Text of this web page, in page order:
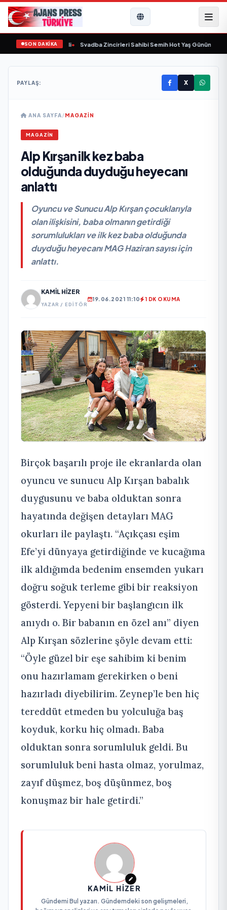
SON DAKİKA
yaşamını yitirdi • Svadba Zincirleri Sahibi Semih Hot Yaş Gününü
PAYLAŞ: X
ANA SAYFA/MAGAZİN
MAGAZİN
Alp Kırşan ilk kez baba
olduğunda duyduğu heyecanı
anlattı
Oyuncu ve Sunucu Alp Kırşan çocuklarıyla
olan ilişkisini, baba olmanın getirdiği
sorumlulukları ve ilk kez baba olduğunda
duyduğu heyecanı MAG Haziran sayısı için
anlattı.
KAMIL HIZER
YAZAR / EDITÖR
19.06.2021 11:10 1 DK OKUMA
Birçok başarılı proje ile ekranlarda olan
oyuncu ve sunucu Alp Kırşan babalık
duygusunu ve baba olduktan sonra
hayatında değişen detayları MAG
okurları ile paylaştı. “Açıkçası eşim
Efe’yi dünyaya getirdiğinde ve kucağıma
ilk aldığımda bedenim ensemden yukarı
doğru soğuk terleme gibi bir reaksiyon
gösterdi. Yepyeni bir başlangıcın ilk
anıydı o. Bir babanın en özel anı” diyen
Alp Kırşan sözlerine şöyle devam etti:
“Öyle güzel bir eşe sahibim ki benim
onu hazırlamam gerekirken o beni
hazırladı diyebilirim. Zeynep’le ben hiç
tereddüt etmeden bu yolculuğa baş
koyduk, korku hiç olmadı. Baba
olduktan sonra sorumluluk geldi. Bu
sorumluluk beni hasta olmaz, yorulmaz,
zayıf düşmez, boş düşünmez, boş
konuşmaz bir hale getirdi.”
KAMIL HIZER
Gündemi Bul yazarı. Gündemdeki son gelişmeleri,